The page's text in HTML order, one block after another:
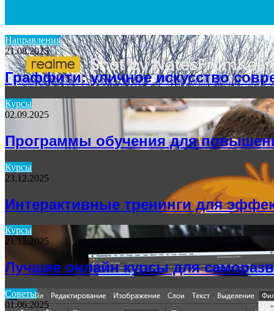
for
Направления
21.08.2025
Граффити: уличное искусство
Курсы
02.09.2025
Программы обучения для
Курсы
23.12.2025
Интерактивные тренинги для
Курсы
21.12.2025
Лучшие онлайн курсы для
Советы
01.06.2025